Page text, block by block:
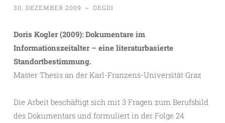
30. DEZEMBER 2009 ~ OEGDI
Doris Kogler (2009): Dokumentare im
Informationszeitalter – eine literaturbasierte
Standortbestimmung.
Master Thesis an der Karl-Franzens-Universität Graz
Die Arbeit beschäftigt sich mit 3 Fragen zum Berufsbild
des Dokumentars und formuliert in der Folge 24